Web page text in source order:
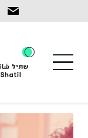
content